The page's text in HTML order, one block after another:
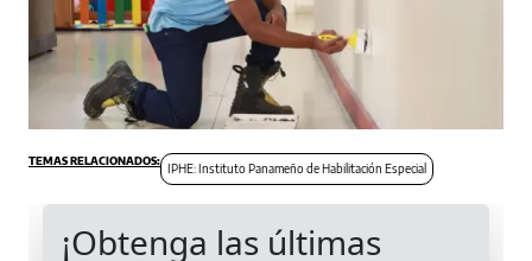
IPHE: Instituto Panameño de Habilitación Especial